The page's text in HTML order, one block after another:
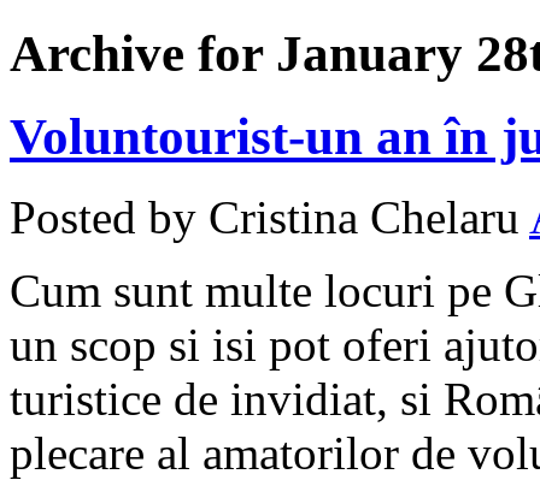
Archive for January
Voluntourist-un an în
Posted by Cristina Chelaru
Cum sunt multe locuri pe
un scop si isi pot oferi
turistice de invidiat, si
plecare al amatorilor de